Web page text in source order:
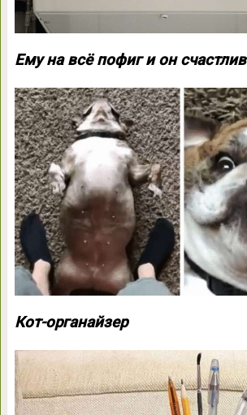
Ему на всё пофиг и он счастлив
Кот-органайзер